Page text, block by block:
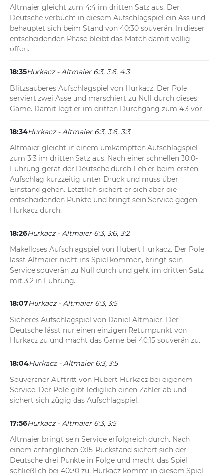
Altmaier gleicht zum 4:4 im dritten Satz aus. Der
Deutsche verbucht in diesem Aufschlagspiel ein Ass und
behauptet sich beim Stand von 40:30 souverän. In dieser
entscheidenden Phase bleibt das Match damit völlig
offen.
18:35Hurkacz - Altmaier 6:3, 3:6, 4:3
Blitzsauberes Aufschlagspiel von Hurkacz. Der Pole
serviert zwei Asse und marschiert zu Null durch dieses
Game. Damit legt er im dritten Durchgang zum 4:3 vor.
18:34Hurkacz - Altmaier 6:3, 3:6, 3:3
Altmaier gleicht in einem umkämpften Aufschlagspiel
zum 3:3 im dritten Satz aus. Nach einer schnellen 30:0-
Führung gerät der Deutsche durch Fehler beim ersten
Aufschlag kurzzeitig unter Druck und muss über
Einstand gehen. Letztlich sichert er sich aber die
entscheidenden Punkte und bringt sein Service gegen
Hurkacz durch.
18:26Hurkacz - Altmaier 6:3, 3:6, 3:2
Makelloses Aufschlagspiel von Hubert Hurkacz. Der Pole
lässt Altmaier nicht ins Spiel kommen, bringt sein
Service souverän zu Null durch und geht im dritten Satz
mit 3:2 in Führung.
18:07Hurkacz - Altmaier 6:3, 3:5
Sicheres Aufschlagspiel von Daniel Altmaier. Der
Deutsche lässt nur einen einzigen Returnpunkt von
Hurkacz zu und macht das Game bei 40:15 souverän zu.
18:04Hurkacz - Altmaier 6:3, 3:5
Souveräner Auftritt von Hubert Hurkacz bei eigenem
Service. Der Pole gibt lediglich einen Zähler ab und
sichert sich zügig das Aufschlagspiel.
17:56Hurkacz - Altmaier 6:3, 3:5
Altmaier bringt sein Service erfolgreich durch. Nach
einem anfänglichen 0:15-Rückstand sichert sich der
Deutsche drei Punkte in Folge und macht das Spiel
schließlich bei 40:30 zu. Hurkacz kommt in diesem Spiel